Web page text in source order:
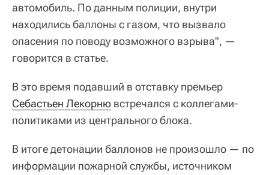
автомобиль. По данным полиции, внутри
находились баллоны с газом, что вызвало
опасения по поводу возможного взрыва", —
говорится в статье.
В это время подавший в отставку премьер
Себастьен Лекорню встречался с коллегами-
политиками из центрального блока.
В итоге детонации баллонов не произошло — по
информации пожарной службы, источником